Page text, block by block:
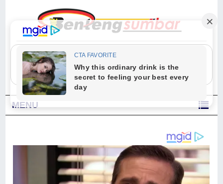
"Sesungguhnya Allah dan para malaikat-Nya berselawat untuk Nabi.
Wahai orang-orang yang beriman, berselawatlah kamu untuk Nabi dan
ucapkanlah salam dengan penuh penghormatan kepadanya." (Qs. Al
Ahzab Ayat 56)
MENU